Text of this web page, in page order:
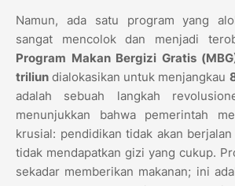
Namun, ada satu program yang
sangat mencolok dan menjadi
Program Makan Bergizi Gratis
triliun dialokasikan untuk menjangkau
adalah sebuah langkah
menunjukkan bahwa pemerintah
krusial: pendidikan tidak akan
tidak mendapatkan gizi yang cukup.
sekadar memberikan makanan; ini